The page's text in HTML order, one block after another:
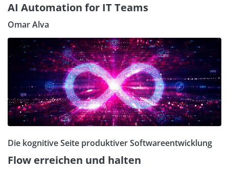
AI Automation for IT Teams
Omar Alva
Die kognitive Seite produktiver Softwareentwicklung
Flow erreichen und halten